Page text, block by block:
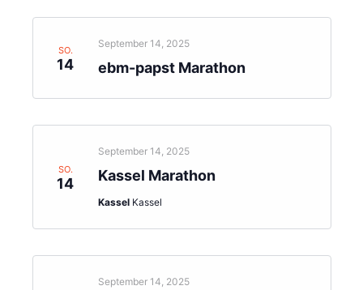
SO.
14 ebm-papst Marathon
September 14, 2025
SO.
14 Kassel Marathon
September 14, 2025
Kassel Kassel
September 14, 2025